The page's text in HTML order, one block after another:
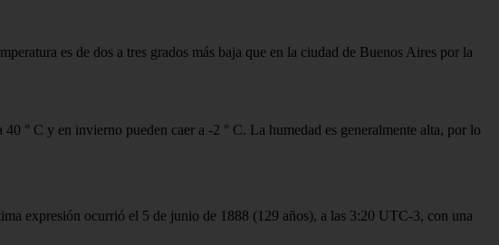
es de dos a tres grados más baja que en la ciudad de Buenos Aires por la
° C y en invierno pueden caer a -2 ° C. La humedad es generalmente alta, por lo
expresión ocurrió el 5 de junio de 1888 (129 años), a las 3:20 UTC-3, con una